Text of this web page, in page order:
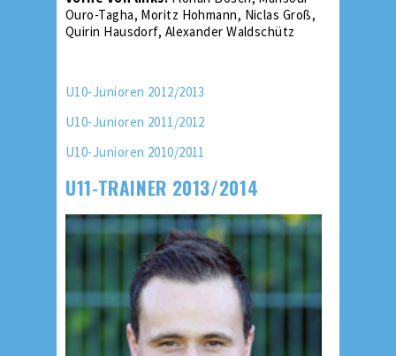
Ouro-Tagha, Moritz Hohmann, Niclas Groß,
Quirin Hausdorf, Alexander Waldschütz
U10-Junioren 2012/2013
U10-Junioren 2011/2012
U10-Junioren 2010/2011
U11-TRAINER 2013/2014